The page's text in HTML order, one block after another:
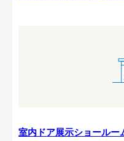
室内ドア展示ショールー